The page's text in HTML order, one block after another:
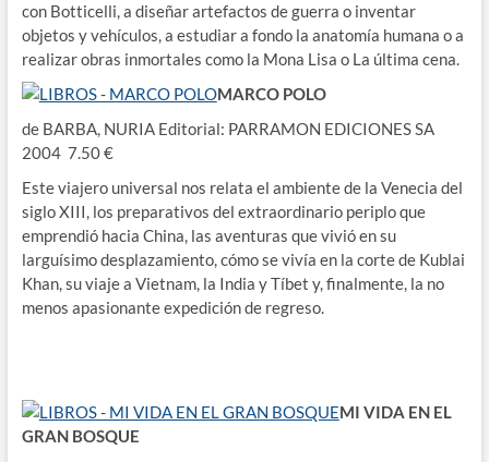
con Botticelli, a diseñar artefactos de guerra o inventar
objetos y vehículos, a estudiar a fondo la anatomía humana o a
realizar obras inmortales como la Mona Lisa o La última cena.
MARCO POLO
de BARBA, NURIA Editorial: PARRAMON EDICIONES SA
2004 7.50 €
Este viajero universal nos relata el ambiente de la Venecia del
siglo XIII, los preparativos del extraordinario periplo que
emprendió hacia China, las aventuras que vivió en su
larguísimo desplazamiento, cómo se vivía en la corte de Kublai
Khan, su viaje a Vietnam, la India y Tíbet y, finalmente, la no
menos apasionante expedición de regreso.
MI VIDA EN EL
GRAN BOSQUE